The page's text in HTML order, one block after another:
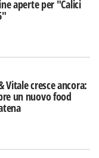
aperte per "Calici
Vitale cresce ancora:
un nuovo food